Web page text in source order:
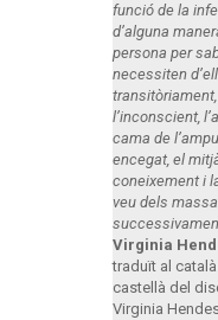
funció de la
d’alguna
persona per
necessiten
l’inconscient,
cama de
encegat, el
coneixement i
veu dels
Virginia
traduït al
castellà del
Virginia